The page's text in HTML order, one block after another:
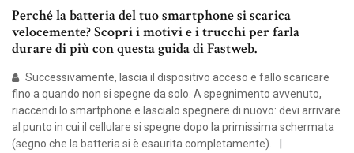
Perché la batteria del tuo smartphone si scarica
velocemente? Scopri i motivi e i trucchi per farla
durare di più con questa guida di Fastweb.
Successivamente, lascia il dispositivo acceso e fallo scaricare
fino a quando non si spegne da solo. A spegnimento avvenuto,
riaccendi lo smartphone e lascialo spegnere di nuovo: devi arrivare
al punto in cui il cellulare si spegne dopo la primissima schermata
(segno che la batteria si è esaurita completamente).